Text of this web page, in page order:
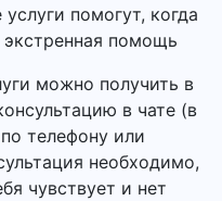
помогут, когда
помощь
можно получить в
в чате (в
телефону или
необходимо,
чувствует и нет